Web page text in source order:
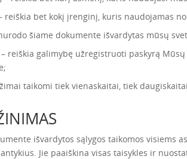
reiškia bet kokį įrenginį, kuris naudojamas
šiame dokumente išvardytas mūsų
– reiškia galimybę užregistruoti paskyrą
taikomi tiek vienaskaitai, tiek
išvardytos sąlygos taikomos visiems
Jie paaiškina visas taisykles ir